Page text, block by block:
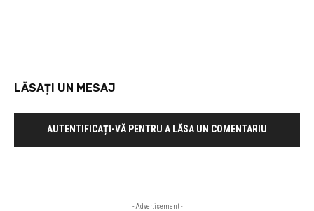
LĂSAȚI UN MESAJ
AUTENTIFICAȚI-VĂ PENTRU A LĂSA UN COMENTARIU
- Advertisement -